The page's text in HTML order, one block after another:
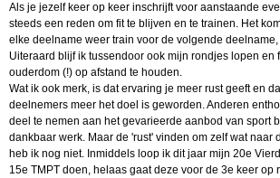
Als je jezelf keer op keer inschrijft voor aanstaande
steeds een reden om fit te blijven en te trainen. Het
elke deelname weer train voor de volgende
Uiteraard blijf ik tussendoor ook mijn rondjes lopen en
ouderdom (!) op afstand te houden.
Wat ik ook merk, is dat ervaring je meer rust geeft en
deelnemers meer het doel is geworden. Anderen
deel te nemen aan het gevarieerde aanbod van sport
dankbaar werk. Maar de 'rust' vinden om zelf wat naar
heb ik nog niet. Inmiddels loop ik dit jaar mijn 20e
15e TMPT doen, helaas gaat deze voor de 3e keer op